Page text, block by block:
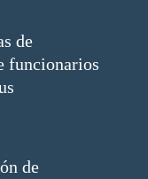
de
funcionarios
de